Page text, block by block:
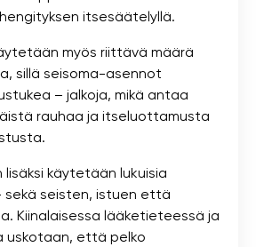
itsesäätelyllä.
myös riittävä määrä
sillä seisoma-asennot
– jalkoja, mikä antaa
rauhaa ja itseluottamusta
käytetään lukuisia
sekä seisten, istuen että
Kiinalaisessa lääketieteessä ja
uskotaan, että pelko